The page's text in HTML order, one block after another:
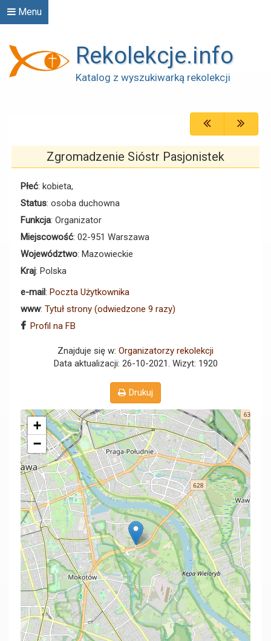
Menu
Rekolekcje.info
Katalog z wyszukiwarką rekolekcji
Zgromadzenie Sióstr Pasjonistek
Płeć: kobieta,
Status: osoba duchowna
Funkcja: Organizator
Miejscowość: 02-951 Warszawa
Województwo: Mazowieckie
Kraj: Polska
e-mail: Poczta Użytkownika
www: Tytuł strony (odwiedzone 9 razy)
Profil na FB
Znajduje się w: Organizatorzy rekolekcji
Data aktualizacji: 26-10-2021. Wizyt: 1920
Drukuj
+
−